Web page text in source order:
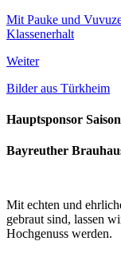
Mit Pauke und
Klassenerhalt
Weiter
Bilder aus Türkheim
Hauptsponsor
Bayreuther
Mit echten und
gebraut sind, lassen
Hochgenuss werden.